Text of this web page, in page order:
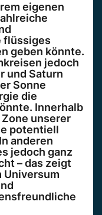
eigenen
flüssiges
geben könnte.
jedoch
und Saturn
Sonne
die
Innerhalb
unserer
potentiell
anderen
jedoch ganz
– das zeigt
Universum